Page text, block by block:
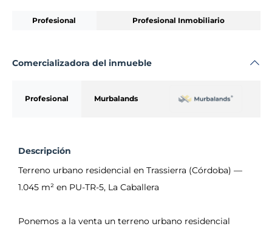
Profesional Profesional Inmobiliario
Comercializadora del inmueble
Profesional Murbalands
Descripción